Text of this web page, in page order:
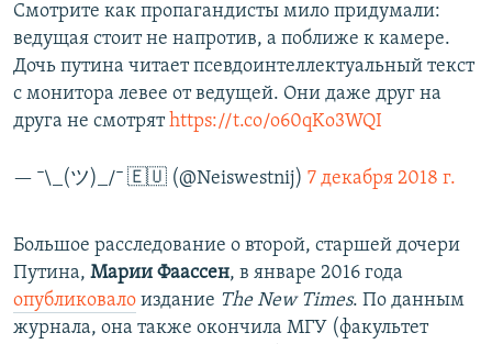
Смотрите как пропагандисты мило придумали:
ведущая стоит не напротив, а поближе к камере.
Дочь путина читает псевдоинтеллектуальный текст
с монитора левее от ведущей. Они даже друг на
друга не смотрятhttps://t.co/o60qKo3WQI
— ¯\_(ツ)_/¯ 🇪🇺 (@Neiswestnij) 7 декабря 2018 г.
Большое расследование о второй, старшей дочери
Путина, Марии Фаассен, в январе 2016 года
опубликовало издание The New Times. По данным
журнала, она также окончила МГУ (факультет